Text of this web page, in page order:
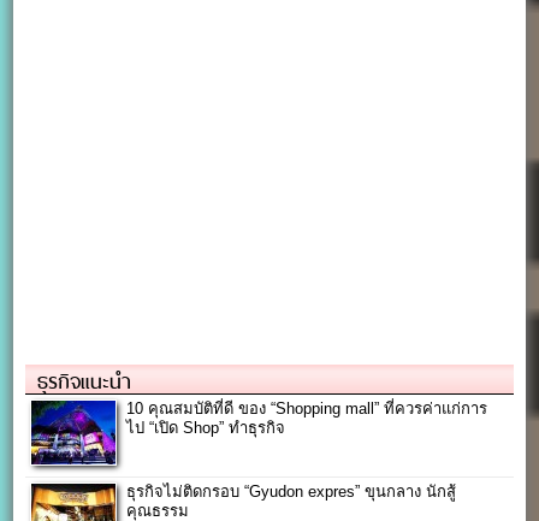
ธุรกิจแนะนำ
10 คุณสมบัติที่ดี ของ “Shopping mall” ที่ควรค่าแก่การ
ไป “เปิด Shop” ทำธุรกิจ
ธุรกิจไม่ติดกรอบ “Gyudon expres” ขุนกลาง นักสู้
คุณธรรม